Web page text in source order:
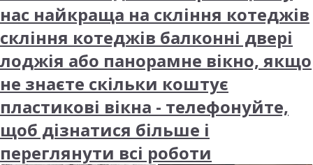
нас найкраща на скління котеджів
скління котеджів балконні двері
лоджія або панорамне вікно, якщо
не знаєте скільки коштує
пластикові вікна - телефонуйте,
щоб дізнатися більше і
переглянути всі роботи